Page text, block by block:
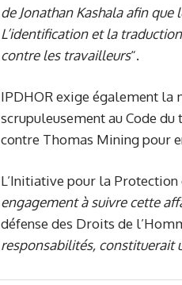
de Jonathan Kashala afin
L’identification et la
contre les travailleurs“.
IPDHOR exige également la
scrupuleusement au Code
contre Thomas Mining pour
L’Initiative pour la
engagement à suivre cette
défense des Droits de
responsabilités, constituerait